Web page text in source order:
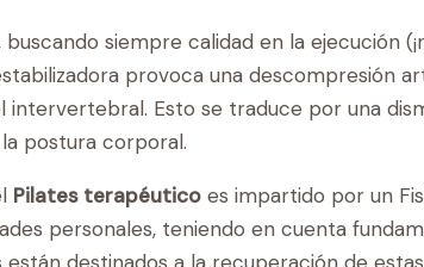
siempre calidad en la ejecución
provoca una descompresión
Esto se traduce por una
postura corporal.
Pilates terapéutico es impartido por un
personales, teniendo en cuenta
destinados a la recuperación de